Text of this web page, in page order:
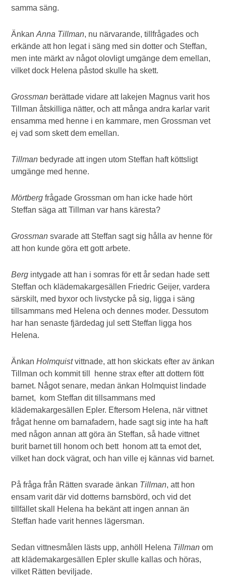
samma säng.
ÄnkanAnna Tillman, nu närvarande, tillfrågades och
erkände att hon legat i säng med sin dotter och Steffan,
men inte märkt av något olovligt umgänge dem emellan,
vilket dock Helena påstod skulle ha skett.
Grossman berättade vidare att lakejen Magnus varit hos
Tillman åtskilliga nätter, och att många andra karlar varit
ensamma med henne i en kammare, men Grossman vet
ej vad som skett dem emellan.
Tillman bedyrade att ingen utom Steffan haft köttsligt
umgänge med henne.
Mörtberg frågade Grossman om han icke hade hört
Steffan säga att Tillman var hans käresta?
Grossman svarade att Steffan sagt sig hålla av henne för
att hon kunde göra ett gott arbete.
Berg intygade att han i somras för ett år sedan hade sett
Steffan och klädemakargesällen Friedric Geijer, vardera
särskilt, med byxor och livstycke på sig, ligga i säng
tillsammans med Helena och dennes moder. Dessutom
har han senaste fjärdedag jul sett Steffan ligga hos
Helena.
ÄnkanHolmquistvittnade, att hon skickats efter av änkan
Tillman och kommit till henne strax efter att dottern fött
barnet. Något senare, medan änkan Holmquist lindade
barnet, kom Steffan dit tillsammans med
klädemakargesällen Epler. Eftersom Helena, när vittnet
frågat henne om barnafadern, hade sagt sig inte ha haft
med någon annan att göra än Steffan, så hade vittnet
burit barnet till honom och bett honom att ta emot det,
vilket han dock vägrat, och han ville ej kännas vid barnet.
På fråga från Rätten svarade änkan Tillman, att hon
ensam varit där vid dotterns barnsbörd, och vid det
tillfället skall Helena ha bekänt att ingen annan än
Steffan hade varit hennes lägersman.
Sedan vittnesmålen lästs upp, anhöll Helena Tillman om
att klädemakargesällen Epler skulle kallas och höras,
vilket Rätten beviljade.